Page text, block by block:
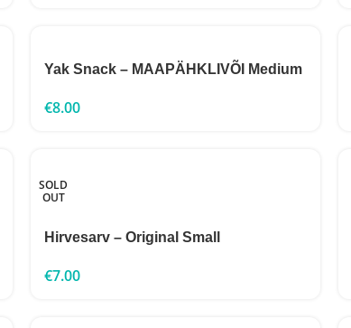
Yak Snack – MAAPÄHKLIVÕI Medium
€8.00
SOLD
OUT
Hirvesarv – Original Small
€7.00